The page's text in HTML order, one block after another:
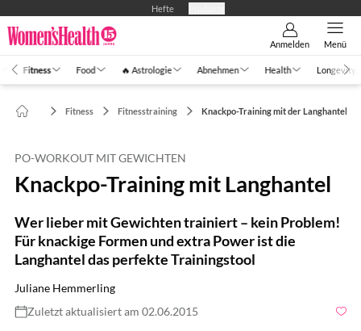
Hefte
Anmelden Menü
Fitness Food 🔥 Astrologie Abnehmen Health Longevity
Fitness Fitnesstraining Knackpo-Training mit der Langhantel
PO-WORKOUT MIT GEWICHTEN
Knackpo-Training mit Langhantel
Wer lieber mit Gewichten trainiert – kein Problem!
Für knackige Formen und extra Power ist die
Langhantel das perfekte Trainingstool
Juliane Hemmerling
Zuletzt aktualisiert am 02.06.2015